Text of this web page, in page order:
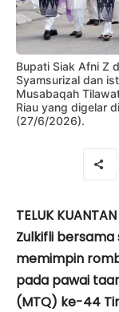
Bupati Siak Afni Z
Syamsurizal dan
Musabaqah
Riau yang digelar
(27/6/2026).
TELUK
Zulkifli bersama
memimpin
pada pawai
(MTQ) ke-44